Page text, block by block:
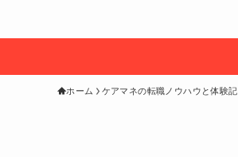
ホーム ケアマネの転職ノウハウと体験記